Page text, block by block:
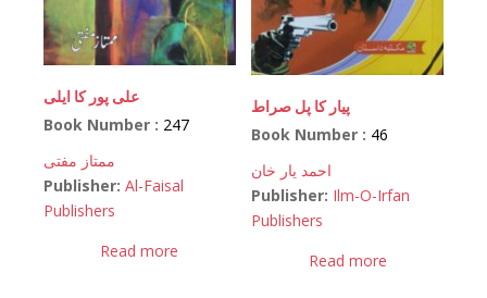
علی پور کا ایلی
Book Number : 247
ممتاز مفتی
Publisher: Al-Faisal
Publishers
Read more
پیار کا پل صراط
Book Number : 46
احمد یار خان
Publisher: Ilm-O-Irfan
Publishers
Read more